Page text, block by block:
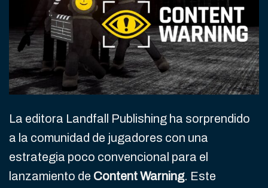
La editora Landfall Publishing ha sorprendido
a la comunidad de jugadores con una
estrategia poco convencional para el
lanzamiento de Content Warning. Este